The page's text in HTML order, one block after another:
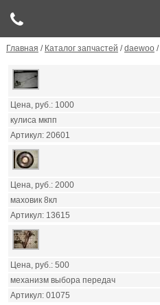
Главная / Каталог запчастей /daewoo/
1000
кулиса мкпп
20601
2000
маховик 8кл
13615
500
механизм выбора передач
01075